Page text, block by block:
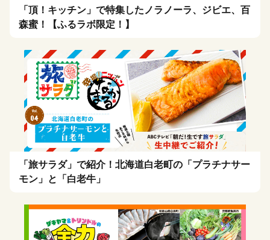
「頂！キッチン」で特集したノラノーラ、ジビエ、百
森蜜！【ふるラボ限定！】
「旅サラダ」で紹介！北海道白老町の「プラチナサー
モン」と「白老牛」